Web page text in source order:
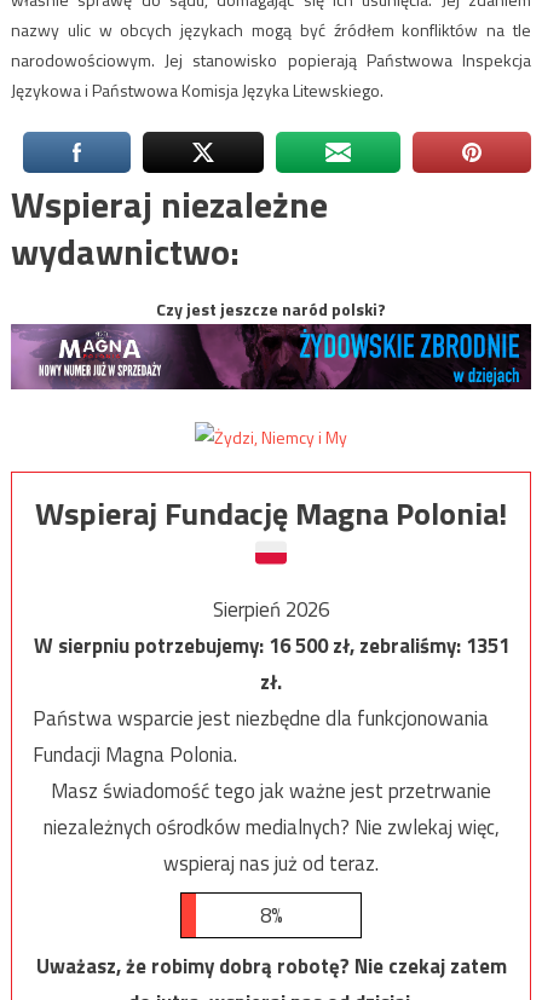
nazwy ulic w obcych językach mogą być źródłem konfliktów na tle
narodowościowym. Jej stanowisko popierają Państwowa Inspekcja
Językowa i Państwowa Komisja Języka Litewskiego.
Wspieraj niezależne
wydawnictwo:
Czy jest jeszcze naród polski?
Wspieraj Fundację Magna Polonia!
Sierpień 2026
W sierpniu potrzebujemy:16 500zł, zebraliśmy:1351
zł.
Państwa wsparcie jest niezbędne dla funkcjonowania
Fundacji Magna Polonia.
Masz świadomość tego jak ważne jest przetrwanie
niezależnych ośrodków medialnych? Nie zwlekaj więc,
wspieraj nas już od teraz.
8%
Uważasz, że robimy dobrą robotę? Nie czekaj zatem